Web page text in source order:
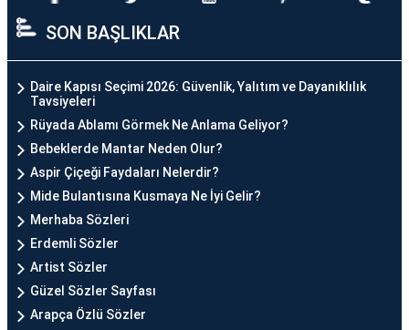
SON BAŞLIKLAR
Daire Kapısı Seçimi 2026: Güvenlik, Yalıtım ve Dayanıklılık
Tavsiyeleri
Rüyada Ablamı Görmek Ne Anlama Geliyor?
Bebeklerde Mantar Neden Olur?
Aspir Çiçeği Faydaları Nelerdir?
Mide Bulantısına Kusmaya Ne İyi Gelir?
Merhaba Sözleri
Erdemli Sözler
Artist Sözler
Güzel Sözler Sayfası
Arapça Özlü Sözler